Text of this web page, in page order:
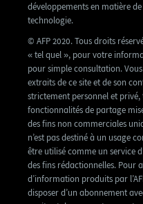
développements en matière
technologie.
© AFP 2020. Tous droits
« tel quel », pour votre
pour simple consultation.
extraits de ce site et de son
strictement personnel et
fonctionnalités de partage
des fins non commerciales
n’est pas destiné à un usage
être utilisé comme un service
des fins rédactionnelles. Pour
d’information produits par
disposer d’un abonnement